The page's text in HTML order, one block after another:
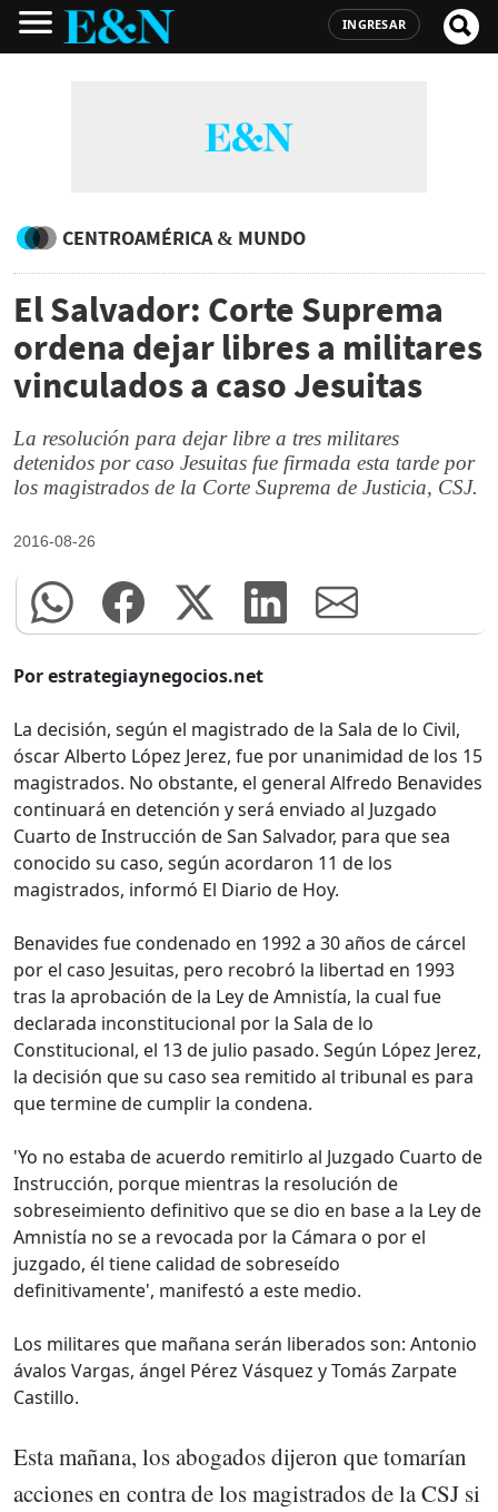
INGRESAR
CENTROAMÉRICA & MUNDO
El Salvador: Corte Suprema
ordena dejar libres a militares
vinculados a caso Jesuitas
La resolución para dejar libre a tres militares
detenidos por caso Jesuitas fue firmada esta tarde por
los magistrados de la Corte Suprema de Justicia, CSJ.
2016-08-26
Por estrategiaynegocios.net
La decisión, según el magistrado de la Sala de lo Civil,
óscar Alberto López Jerez, fue por unanimidad de los 15
magistrados. No obstante, el general Alfredo Benavides
continuará en detención y será enviado al Juzgado
Cuarto de Instrucción de San Salvador, para que sea
conocido su caso, según acordaron 11 de los
magistrados, informó El Diario de Hoy.
Benavides fue condenado en 1992 a 30 años de cárcel
por el caso Jesuitas, pero recobró la libertad en 1993
tras la aprobación de la Ley de Amnistía, la cual fue
declarada inconstitucional por la Sala de lo
Constitucional, el 13 de julio pasado. Según López Jerez,
la decisión que su caso sea remitido al tribunal es para
que termine de cumplir la condena.
'Yo no estaba de acuerdo remitirlo al Juzgado Cuarto de
Instrucción, porque mientras la resolución de
sobreseimiento definitivo que se dio en base a la Ley de
Amnistía no se a revocada por la Cámara o por el
juzgado, él tiene calidad de sobreseído
definitivamente', manifestó a este medio.
Los militares que mañana serán liberados son: Antonio
ávalos Vargas, ángel Pérez Vásquez y Tomás Zarpate
Castillo.
Esta mañana, los abogados dijeron que tomarían
acciones en contra de los magistrados de la CSJ si